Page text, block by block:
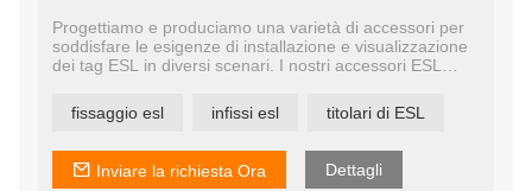
Progettiamo e produciamo una varietà di accessori per
soddisfare le esigenze di installazione e visualizzazione
dei tag ESL in diversi scenari. I nostri accessori ESL
tavolo, supporti per ganci per pioli, tabelloni sospesi,
supporti telescopici da pavimento ecc.
stampi, in modo da poter personalizzare gli accessori in
base alle tue esigenze.
fissaggio esl infissi esl titolari di ESL
Inviare la richiesta Ora Dettagli